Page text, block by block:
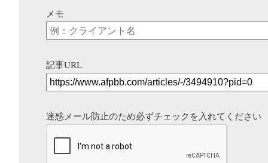
メモ
記事URL
迷惑メール防止のため必ずチェックを入れてください